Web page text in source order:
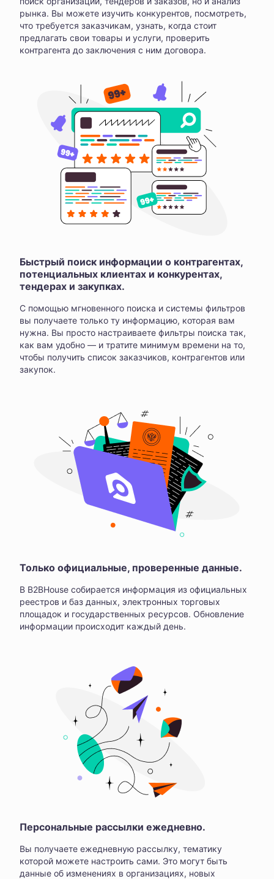
рынка. Вы можете изучить конкурентов, посмотреть,
что требуется заказчикам, узнать, когда стоит
предлагать свои товары и услуги, проверить
контрагента до заключения с ним договора.
Быстрый поиск информации о контрагентах,
потенциальных клиентах и конкурентах,
тендерах и закупках.
С помощью мгновенного поиска и системы фильтров
вы получаете только ту информацию, которая вам
нужна. Вы просто настраиваете фильтры поиска так,
как вам удобно — и тратите минимум времени на то,
чтобы получить список заказчиков, контрагентов или
закупок.
Только официальные, проверенные данные.
В B2BHouse собирается информация из официальных
реестров и баз данных, электронных торговых
площадок и государственных ресурсов. Обновление
информации происходит каждый день.
Персональные рассылки ежедневно.
Вы получаете ежедневную рассылку, тематику
которой можете настроить сами. Это могут быть
данные об изменениях в организациях, новых